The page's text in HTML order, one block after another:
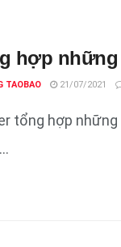
hợp những
TAOBAO 21/07/2021
tổng hợp